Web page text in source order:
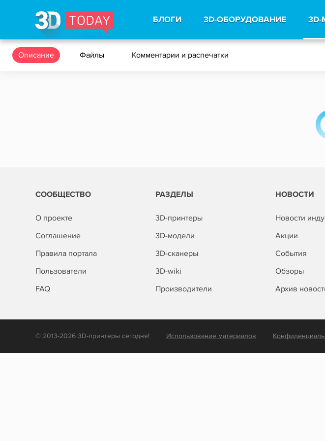
БЛОГИ 3D-ОБОРУДОВАНИЕ
Описание Файлы Комментарии и распечатки
СООБЩЕСТВО
О проекте
Соглашение
Правила портала
Пользователи
FAQ
РАЗДЕЛЫ
3D-принтеры
3D-модели
3D-сканеры
3D-wiki
Производители
НОВОСТИ
Новости
Акции
События
Обзоры
Архив
© 2013-2026 3D-принтеры сегодня! Использование материалов